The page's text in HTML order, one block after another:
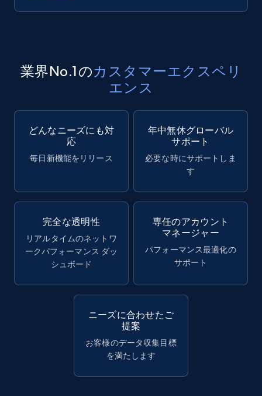
業界No.1のカスタマーエクスペリ
エンス
どんなニーズにも対
応
毎日新機能をリリース
年中無休グローバル
サポート
必要な時にサポートしま
す
完全な透明性
リアルタイムのネットワ
ークパフォーマンス ダッ
シュボード
専任のアカウント
マネージャー
パフォーマンス最適化の
サポート
ニーズに合わせたご
提案
お客様のデータ収集目標
を満たします